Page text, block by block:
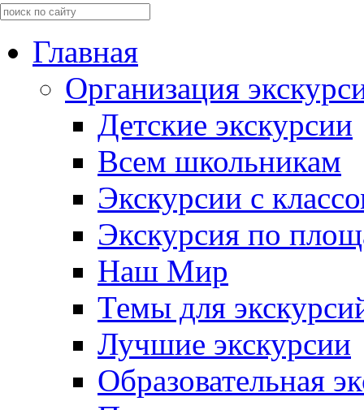
Главная
Организация
Детские экскурсии
Всем школьникам
Экскурсии c
Экскурсия по
Наш Мир
Темы для
Лучшие экскурсии
Образовательная